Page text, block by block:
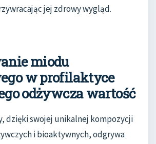
jej zdrowy wygląd.
miodu
w profilaktyce
odżywcza wartość
dzięki swojej unikalnej kompozycji
i bioaktywnych, odgrywa